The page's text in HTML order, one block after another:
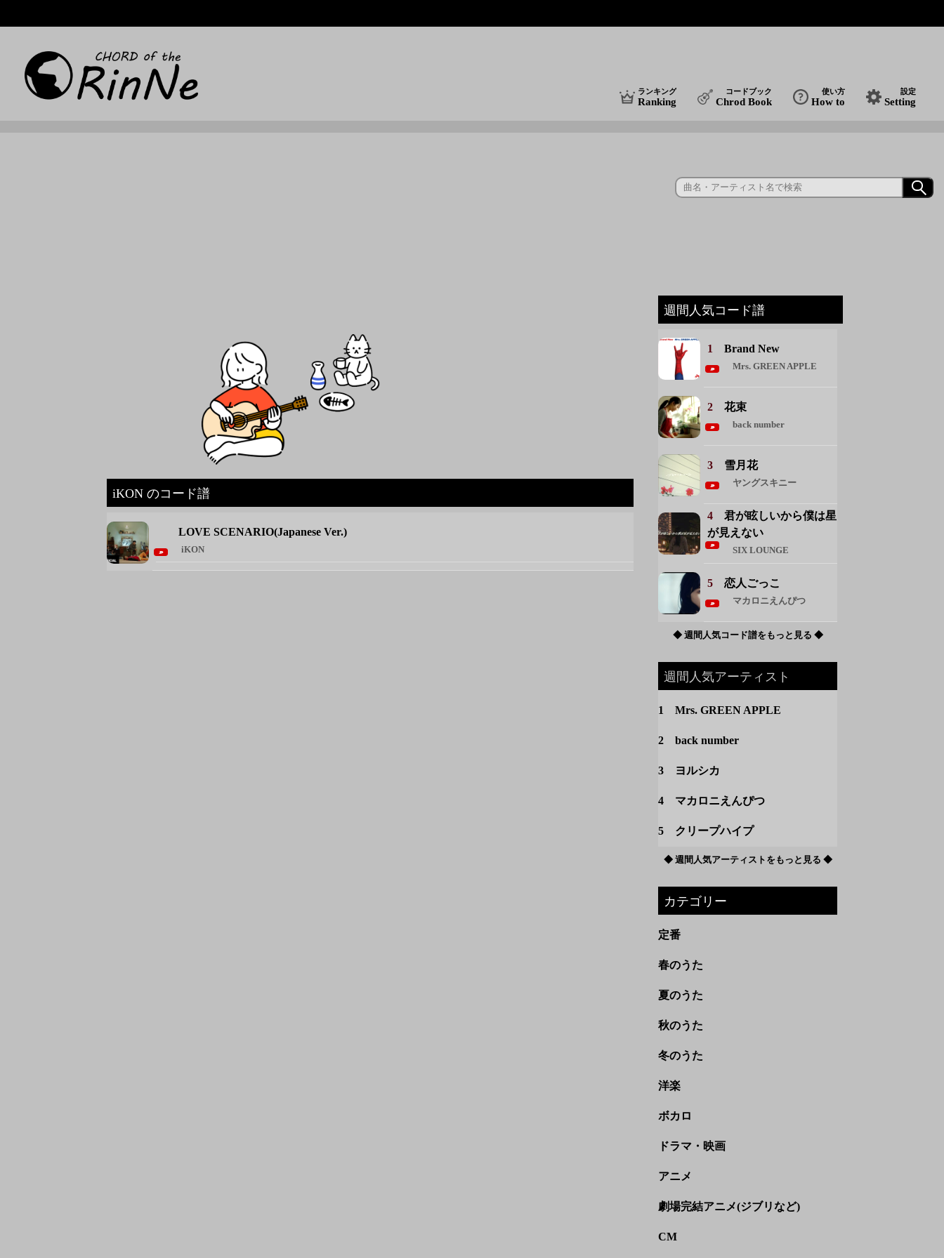
ランキング
Ranking
コードブック
Chrod Book
使い方
How to
設定
Setting
iKON のコード譜
LOVE SCENARIO(Japanese Ver.)
iKON
週間人気コード譜
1 Brand New
Mrs. GREEN APPLE
2 花束
back number
3 雪月花
ヤングスキニー
4 君が眩しいから僕は星
が見えない
SIX LOUNGE
5 恋人ごっこ
マカロニえんぴつ
◆ 週間人気コード譜をもっと見る ◆
週間人気アーティスト
1 Mrs. GREEN APPLE
2 back number
3 ヨルシカ
4 マカロニえんぴつ
5 クリープハイプ
◆ 週間人気アーティストをもっと見る ◆
カテゴリー
定番
春のうた
夏のうた
秋のうた
冬のうた
洋楽
ボカロ
ドラマ・映画
アニメ
劇場完結アニメ(ジブリなど)
CM